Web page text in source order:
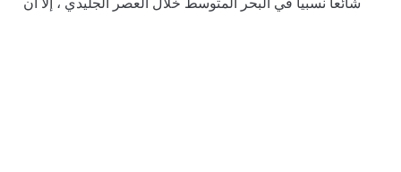
شائعا نسبيا في البحر المتوسط خلال العصر الجليدي ، إلا أن